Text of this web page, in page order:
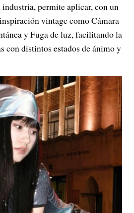
permite aplicar, con un
vintage como Cámara
y Fuga de luz, facilitando la
con distintos estados de ánimo y